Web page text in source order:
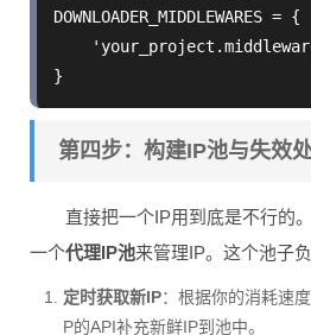
DOWNLOADER_MIDDLEWARES = {
第四步：构建IP池与失效
直接把一个IP用到底是不行的
一个代理IP池来管理IP。这个池子负
定时获取新IP：根据你的消耗速
P的API补充新鲜IP到池中。